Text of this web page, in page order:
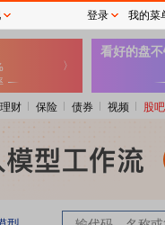
理财 保险 债券 视频 股吧
登录 我的菜